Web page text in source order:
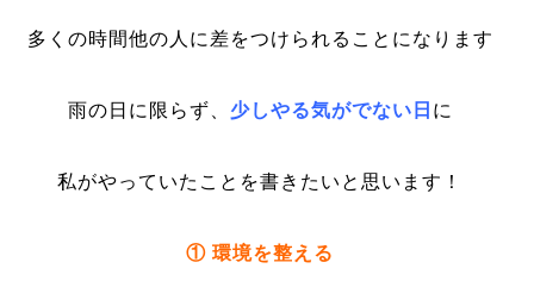
多くの時間他の人に差をつけられることになります
雨の日に限らず、 少しやる気がでない日 に
私がやっていたことを書きたいと思います！
① 環境を整える